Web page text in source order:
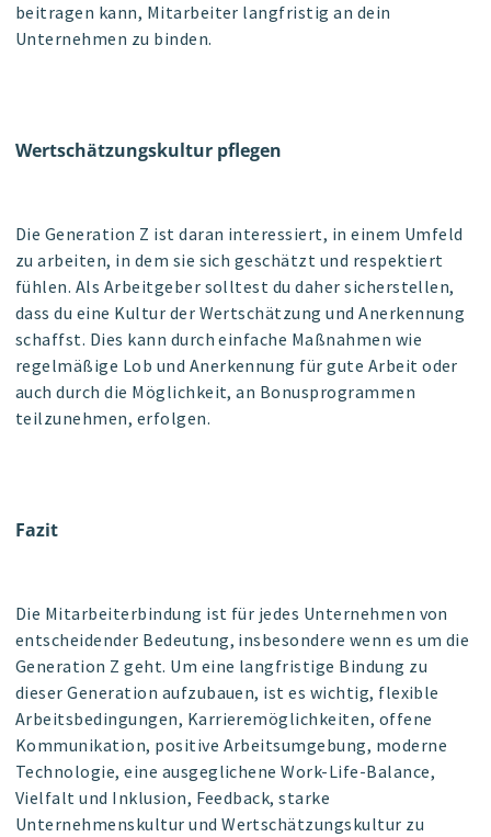
beitragen kann, Mitarbeiter langfristig an dein
Unternehmen zu binden.
Wertschätzungskultur pflegen
Die Generation Z ist daran interessiert, in einem Umfeld
zu arbeiten, in dem sie sich geschätzt und respektiert
fühlen. Als Arbeitgeber solltest du daher sicherstellen,
dass du eine Kultur der Wertschätzung und Anerkennung
schaffst. Dies kann durch einfache Maßnahmen wie
regelmäßige Lob und Anerkennung für gute Arbeit oder
auch durch die Möglichkeit, an Bonusprogrammen
teilzunehmen, erfolgen.
Fazit
Die Mitarbeiterbindung ist für jedes Unternehmen von
entscheidender Bedeutung, insbesondere wenn es um die
Generation Z geht. Um eine langfristige Bindung zu
dieser Generation aufzubauen, ist es wichtig, flexible
Arbeitsbedingungen, Karrieremöglichkeiten, offene
Kommunikation, positive Arbeitsumgebung, moderne
Technologie, eine ausgeglichene Work-Life-Balance,
Vielfalt und Inklusion, Feedback, starke
Unternehmenskultur und Wertschätzungskultur zu